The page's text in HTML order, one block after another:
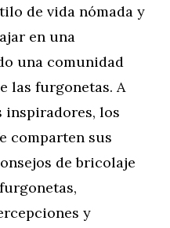
de vida nómada y
en una
una comunidad
las furgonetas. A
inspiradores, los
comparten sus
de bricolaje
y